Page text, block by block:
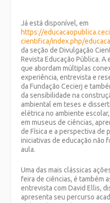
Já está disponível, em
https://
cientifica/index.php/
da seção de Divulgação
Revista Educação Pública.
que abordam múltiplas
experiência, entrevista e
da Fundação Cecierj e
da sensibilidade na
ambiental em teses e
elétrica no ambiente
em museus de ciências,
de Física e a perspectiva de
iniciativas de educação não
aula.
Uma das mais clássicas
feira de ciências, é também
entrevista com David Ellis,
apresenta seu percurso